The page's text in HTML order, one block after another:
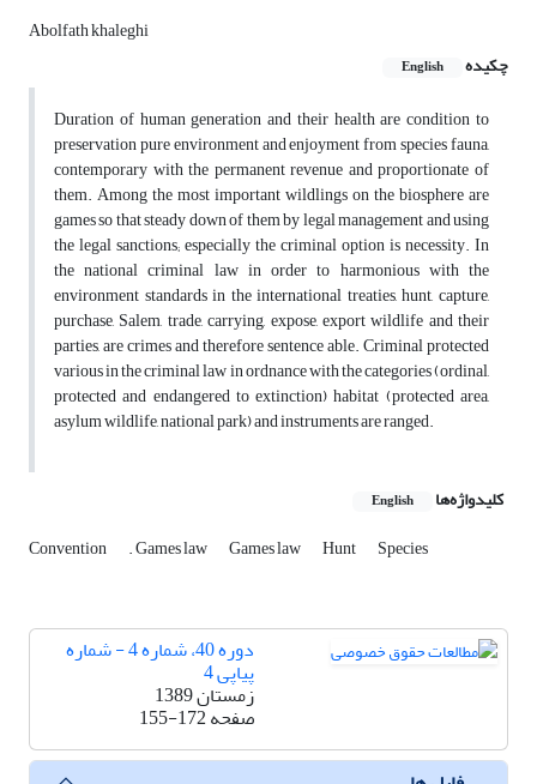
Abolfath khaleghi
چکیده
English
Duration of human generation and their health are condition to
preservation pure environment and enjoyment from species fauna,
contemporary with the permanent revenue and proportionate of
them. Among the most important wildlings on the biosphere are
games so that steady down of them by legal management and using
the legal sanctions; especially the criminal option is necessity. In
the national criminal law in order to harmonious with the
environment standards in the international treaties, hunt, capture,
purchase, Salem, trade, carrying, expose, export wildlife and their
parties, are crimes and therefore sentence able. Criminal protected
various in the criminal law in ordnance with the categories (ordinal,
protected and endangered to extinction) habitat (protected area,
asylum wildlife, national park) and instruments are ranged.
کلیدواژه‌ها English
Convention . Games law Games law Hunt Species
دوره 40، شماره 4 - شماره
پیاپی 4
زمستان 1389
صفحه155-172